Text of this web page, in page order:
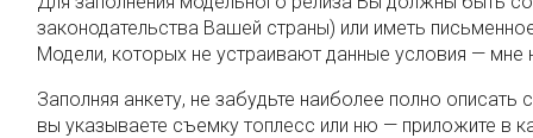
законодательства Вашей страны) или иметь
Модели, которых не устраивают данные условия — мне
Заполняя анкету, не забудьте наиболее полно
вы указываете съемку топлесс или ню — приложите в